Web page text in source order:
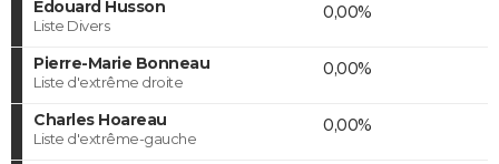
Edouard Husson
Liste Divers
0,00%
Pierre-Marie Bonneau
Liste d'extrême droite
0,00%
Charles Hoareau
Liste d'extrême-gauche
0,00%